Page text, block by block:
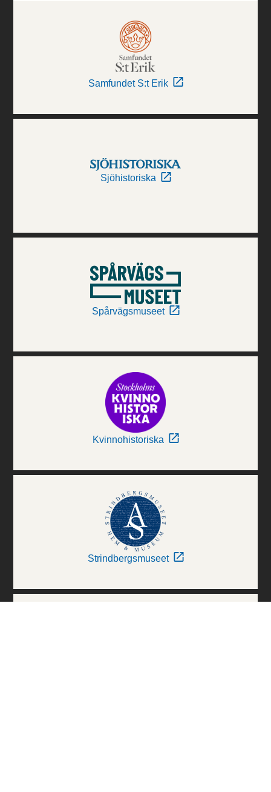
Samfundet S:t Erik
Sjöhistoriska
Spårvägsmuseet
Kvinnohistoriska
Strindbergsmuseet